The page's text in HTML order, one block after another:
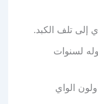
إلى تلف الكبد.
لسنوات
الواي